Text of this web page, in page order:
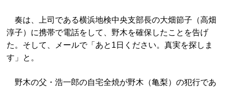
奏は、上司である横浜地検中央支部長の大畑節子（高畑
淳子）に携帯で電話をして、野木を確保したことを告げ
た。そして、メールで「あと1日ください。真実を探しま
す」と。
野木の父・浩一郎の自宅全焼が野木（亀梨）の犯行であ